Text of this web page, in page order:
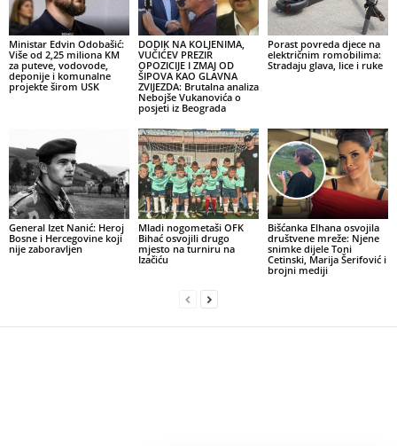
Ministar Edvin Odobašić:
Više od 2,25 miliona KM
za puteve, vodovode,
deponije i komunalne
projekte širom USK
DODIK NA KOLJENIMA,
VUČIĆEV PREZIR
OPOZICIJE I ZMAJ OD
ŠIPOVA KAO GLAVNA
ZVIJEZDA: Brutalna analiza
Nebojše Vukanovića o
posjeti iz Beograda
Porast povreda djece na
električnim romobilima:
Stradaju glava, lice i ruke
General Izet Nanić: Heroj
Bosne i Hercegovine koji
nije zaboravljen
Mladi nogometaši OFK
Bihać osvojili drugo
mjesto na turniru na
Izačiću
Bišćanka Elhana osvojila
društvene mreže: Njene
snimke dijele Toni
Cetinski, Marija Šerifović i
brojni mediji